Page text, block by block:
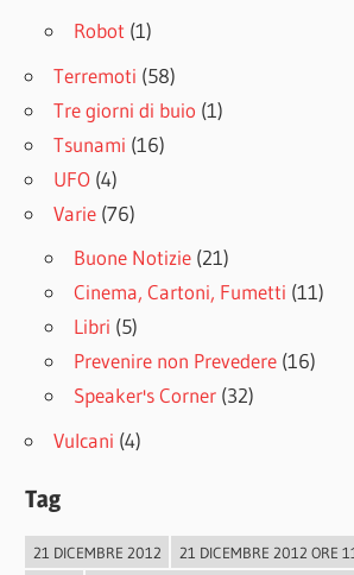
Robot (1)
Terremoti (58)
Tre giorni di buio (1)
Tsunami (16)
UFO (4)
Varie (76)
Buone Notizie (21)
Cinema, Cartoni, Fumetti (11)
Libri (5)
Prevenire non Prevedere (16)
Speaker's Corner (32)
Vulcani (4)
Tag
21 DICEMBRE 2012 21 DICEMBRE 2012 ORE